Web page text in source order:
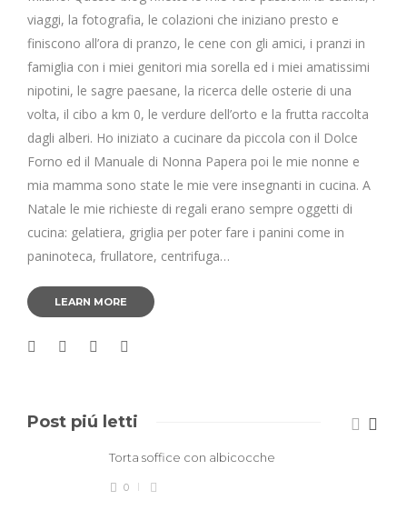
viaggi, la fotografia, le colazioni che iniziano presto e
finiscono all’ora di pranzo, le cene con gli amici, i pranzi in
famiglia con i miei genitori mia sorella ed i miei amatissimi
nipotini, le sagre paesane, la ricerca delle osterie di una
volta, il cibo a km 0, le verdure dell’orto e la frutta raccolta
dagli alberi. Ho iniziato a cucinare da piccola con il Dolce
Forno ed il Manuale di Nonna Papera poi le mie nonne e
mia mamma sono state le mie vere insegnanti in cucina. A
Natale le mie richieste di regali erano sempre oggetti di
cucina: gelatiera, griglia per poter fare i panini come in
paninoteca, frullatore, centrifuga…
LEARN MORE
Post piú letti
Torta soffice con albicocche
0